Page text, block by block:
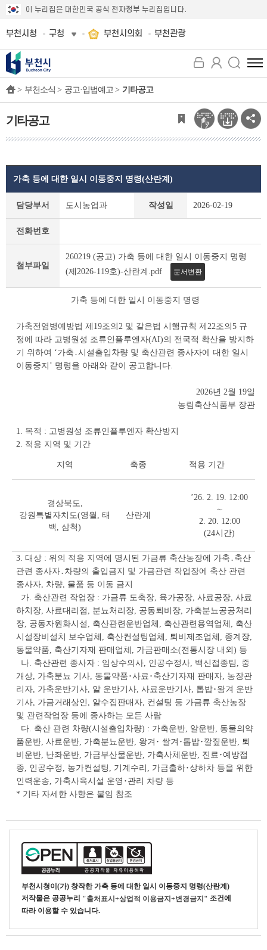
이 누리집은 대한민국 공식 전자정부 누리집입니다.
부천시청 구청 부천시의회 부천관광
전
체
뉴
보
기
> 부천소식 > 공고·입법예고 > 기타공고
기타공고
상
가축 등에 대한 일시 이동중지 명령(산란계)
담당부서 도시농업과 작성일 2026-02-19
전화번호
첨부파일
260219 (공고) 가축 등에 대한 일시 이동중지 명령
(제2026-119호)-산란계.pdf
문서변환
가축 등에 대한 일시 이동중지 명령
가축전염병예방법 제19조의2 및 같은법 시행규칙 제22조의5 규
정에 따라 고병원성 조류인플루엔자(AI)의 전국적 확산을 방지하
기 위하여 ‘가축․시설출입차량 및 축산관련 종사자에 대한 일시
이동중지’ 명령을 아래와 같이 공고합니다.
2026년 2월 19일
농림축산식품부 장관
1. 목적 : 고병원성 조류인플루엔자 확산방지
2. 적용 지역 및 기간
지역 축종 적용 기간
경상북도,
강원특별자치도(영월, 태
백, 삼척)
산란계
’26. 2. 19. 12:00
∼
2. 20. 12:00
(24시간)
3. 대상 : 위의 적용 지역에 명시된 가금류 축산농장에 가축․축산
관련 종사자․차량의 출입금지 및 가금관련 작업장에 축산 관련
종사자, 차량, 물품 등 이동 금지
가. 축산관련 작업장 : 가금류 도축장, 육가공장, 사료공장, 사료
하치장, 사료대리점, 분뇨처리장, 공동퇴비장, 가축분뇨공공처리
장, 공동자원화시설, 축산관련운반업체, 축산관련용역업체, 축산
시설장비설치 보수업체, 축산컨설팅업체, 퇴비제조업체, 종계장,
동물약품, 축산기자재 판매업체, 가금판매소(전통시장 내외) 등
나. 축산관련 종사자 : 임상수의사, 인공수정사, 백신접종팀, 중
개상, 가축분뇨 기사, 동물약품･사료･축산기자재 판매자, 농장관
리자, 가축운반기사, 알 운반기사, 사료운반기사, 톱밥･왕겨 운반
기사, 가금거래상인, 알수집판매자, 컨설팅 등 가금류 축산농장
및 관련작업장 등에 종사하는 모든 사람
다. 축산 관련 차량(시설출입차량) : 가축운반, 알운반, 동물의약
품운반, 사료운반, 가축분뇨운반, 왕겨･ 쌀겨･톱밥･깔짚운반, 퇴
비운반, 난좌운반, 가금부산물운반, 가축사체운반, 진료･예방접
종, 인공수정, 농가컨설팅, 기계수리, 가금출하･상하차 등을 위한
인력운송, 가축사육시설 운영･관리 차량 등
* 기타 자세한 사항은 붙임 참조
부천시청이(가) 창작한가축 등에 대한 일시 이동중지 명령(산란계)
저작물은 공공누리 "출처표시+상업적 이용금지+변경금지" 조건에
따라 이용할 수 있습니다.